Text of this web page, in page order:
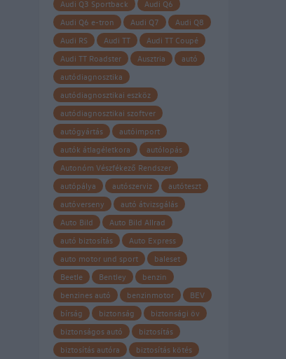
Audi Q3 Sportback
Audi Q6
Audi Q6 e-tron
Audi Q7
Audi Q8
Audi RS
Audi TT
Audi TT Coupé
Audi TT Roadster
Ausztria
autó
autódiagnosztika
autódiagnosztikai eszköz
autódiagnosztikai szoftver
autógyártás
autóimport
autók átlagéletkora
autólopás
Autonóm Vészfékező Rendszer
autópálya
autószerviz
autóteszt
autóverseny
autó átvizsgálás
Auto Bild
Auto Bild Allrad
autó biztosítás
Auto Express
auto motor und sport
baleset
Beetle
Bentley
benzin
benzines autó
benzinmotor
BEV
bírság
biztonság
biztonsági öv
biztonságos autó
biztosítás
biztosítás autóra
biztosítás kötés